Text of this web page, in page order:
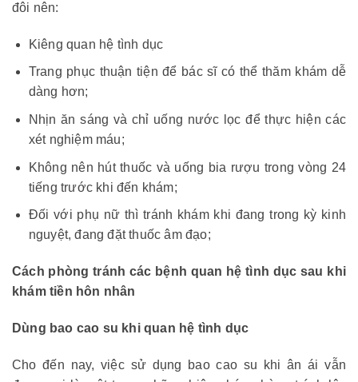
đôi nên:
Kiêng quan hệ tình dục
Trang phục thuận tiện để bác sĩ có thể thăm khám dễ
dàng hơn;
Nhịn ăn sáng và chỉ uống nước lọc để thực hiện các
xét nghiệm máu;
Không nên hút thuốc và uống bia rượu trong vòng 24
tiếng trước khi đến khám;
Đối với phụ nữ thì tránh khám khi đang trong kỳ kinh
nguyệt, đang đặt thuốc âm đạo;
Cách phòng tránh các bệnh quan hệ tình dục sau khi
khám tiền hôn nhân
Dùng bao cao su khi quan hệ tình dục
Cho đến nay, việc sử dụng bao cao su khi ân ái vẫn